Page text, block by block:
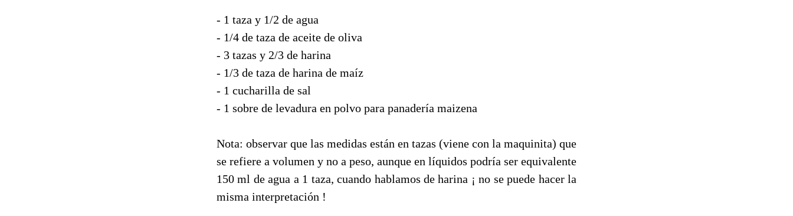
- 1 taza y 1/2 de agua
- 1/4 de taza de aceite de oliva
- 3 tazas y 2/3 de harina
- 1/3 de taza de harina de maíz
- 1 cucharilla de sal
- 1 sobre de levadura en polvo para panadería maizena
Nota: observar que las medidas están en tazas (viene con la maquinita) que
se refiere a volumen y no a peso, aunque en líquidos podría ser equivalente
150 ml de agua a 1 taza, cuando hablamos de harina ¡ no se puede hacer la
misma interpretación !